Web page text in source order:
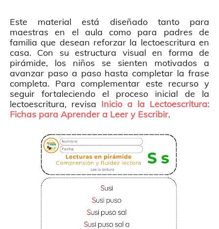
Este material está diseñado tanto para
maestras en el aula como para padres de
familia que desean reforzar la lectoescritura en
casa. Con su estructura visual en forma de
pirámide, los niños se sienten motivados a
avanzar paso a paso hasta completar la frase
completa. Para complementar este recurso y
seguir fortaleciendo el proceso inicial de la
lectoescritura, revisa Inicio a la Lectoescritura:
Fichas para Aprender a Leer y Escribir.